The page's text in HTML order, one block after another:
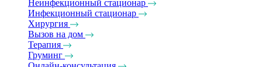
Неинфекционный стационар
Инфекционный стационар
Хирургия
Вызов на дом
Терапия
Груминг